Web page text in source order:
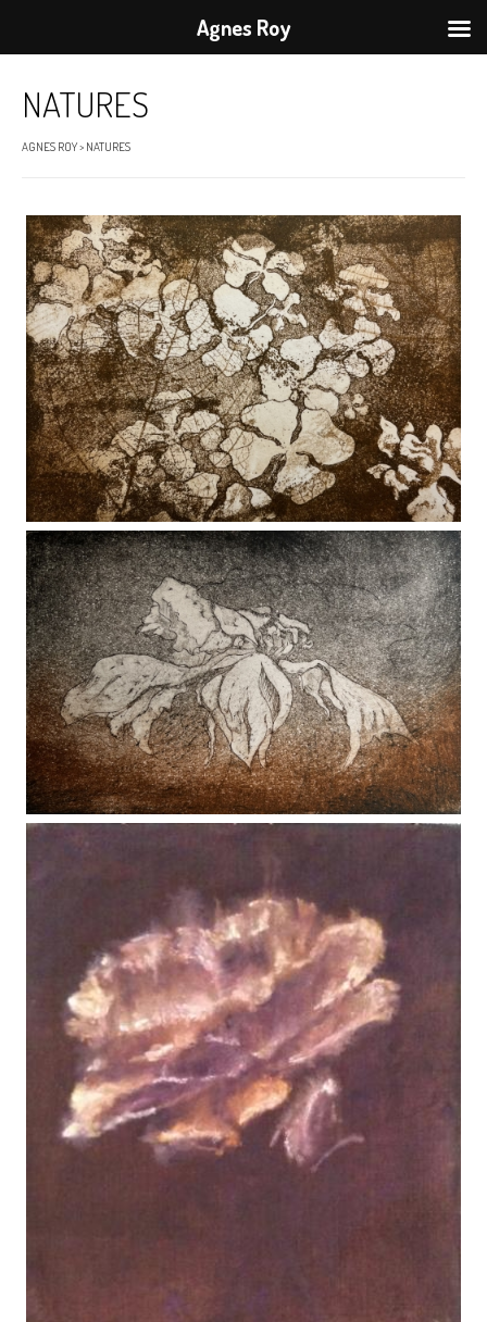
NATURES
AGNES ROY> NATURES
Agnes Roy